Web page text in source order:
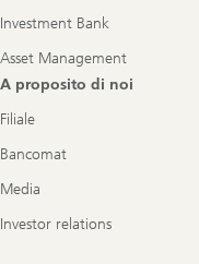
Investment Bank
Asset Management
A proposito di noi
Filiale
Bancomat
Media
Investor relations